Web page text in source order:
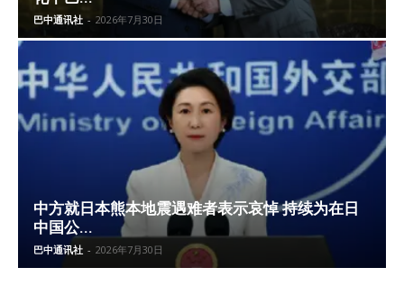
巴中通讯社 - 2026年7月30日
中方就日本熊本地震遇难者表示哀悼 持续为在日
中国公...
巴中通讯社 - 2026年7月30日